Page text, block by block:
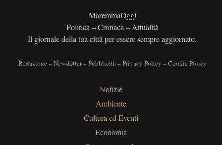
MaremmaOggi
Politica – Cronaca – Attualità
Il giornale della tua città per essere sempre aggiornato.
Redazione –Newsletter–Pubblicità–Privacy Policy –Cookie Policy
Notizie
Ambiente
Cultura ed Eventi
Economia